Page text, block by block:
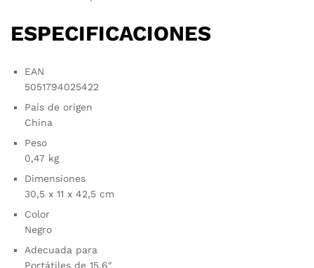
ESPECIFICACIONES
EAN
5051794025422
País de origen
China
Peso
0,47 kg
Dimensiones
30,5 x 11 x 42,5 cm
Color
Negro
Adecuada para
Portátiles de 15,6″